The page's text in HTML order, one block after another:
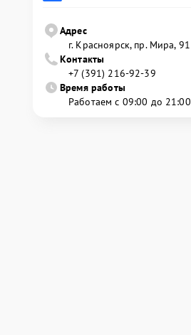
Адрес
г. Красноярск, ​пр. Мира, 91
Контакты
+7 (391) 216-92-39
Время работы
Работаем с 09:00 до 21:00